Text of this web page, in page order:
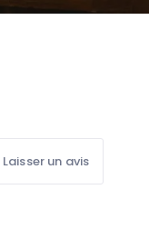
Laisser un avis